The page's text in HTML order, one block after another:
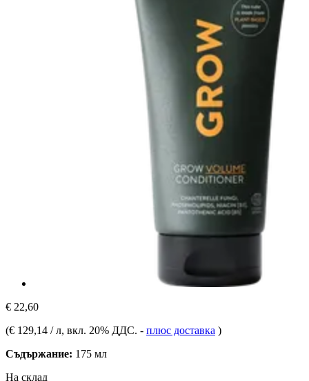
€ 22,60
(€ 129,14 / л, вкл. 20% ДДС. - плюс доставка )
Съдържание: 175 мл
На склад